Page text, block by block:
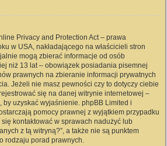
Privacy and Protection Act – prawa
w USA, nakładającego na właścicieli stron
mogą zbierać informacje od osób
niż 13 lat – obowiązek posiadania pisemnej
prawnych na zbieranie informacji prywatnych
Jeżeli nie masz pewności czy to dotyczy ciebie
się na danej witrynie internetowej –
by uzyskać wyjaśnienie. phpBB Limited i
pomocy prawnej z wyjątkiem przypadku
kontaktować w sprawach nadużyć lub
z tą witryną?”, a także nie są punktem
rodzaju porad prawnych.